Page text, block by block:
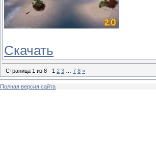
Скачать
Страница 1 из 8 1 2 3 7 8 »
Полная версия сайта